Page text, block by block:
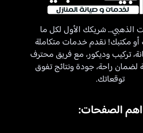
الذهبي… شريكك الأول لكل ما
أو مكتبك! نقدم خدمات متكاملة
تركيب وديكور، مع فريق محترف
لضمان راحة، جودة ونتائج تفوق
توقعاتك.
اهم الصفحات: